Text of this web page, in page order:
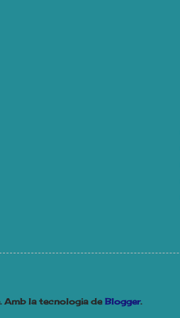
Amb la tecnologia de Blogger.